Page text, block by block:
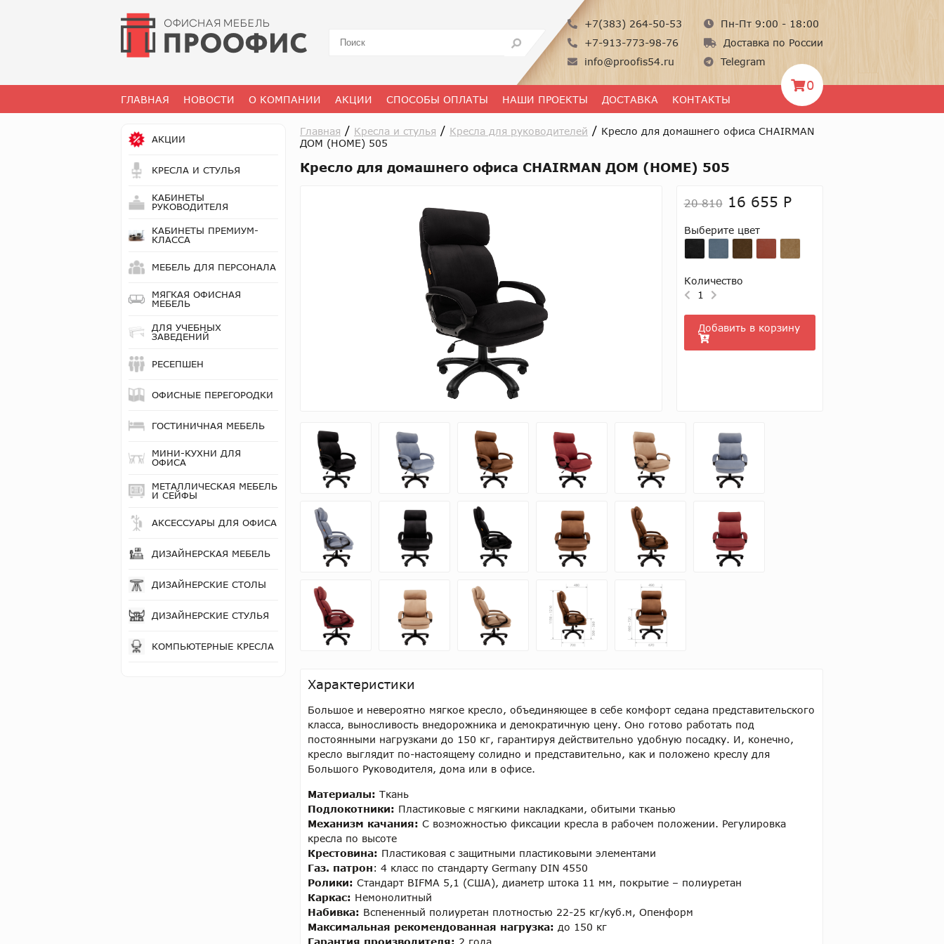
+7(383) 264-50-53
+7-913-773-98-76
info@proofis54.ru
Пн-Пт 9:00 - 18:00
Доставка по России
Telegram
ГЛАВНАЯ НОВОСТИ О КОМПАНИИ АКЦИИ СПОСОБЫ ОПЛАТЫ НАШИ ПРОЕКТЫ ДОСТАВКА КОНТАКТЫ
0
АКЦИИ
КРЕСЛА И СТУЛЬЯ
КАБИНЕТЫ
РУКОВОДИТЕЛЯ
КАБИНЕТЫ ПРЕМИУМ-
КЛАССА
МЕБЕЛЬ ДЛЯ ПЕРСОНАЛА
МЯГКАЯ ОФИСНАЯ
МЕБЕЛЬ
ДЛЯ УЧЕБНЫХ
ЗАВЕДЕНИЙ
РЕСЕПШЕН
ОФИСНЫЕ ПЕРЕГОРОДКИ
ГОСТИНИЧНАЯ МЕБЕЛЬ
МИНИ-КУХНИ ДЛЯ
ОФИСА
МЕТАЛЛИЧЕСКАЯ МЕБЕЛЬ
И СЕЙФЫ
АКСЕССУАРЫ ДЛЯ ОФИСА
ДИЗАЙНЕРСКАЯ МЕБЕЛЬ
ДИЗАЙНЕРСКИЕ СТОЛЫ
ДИЗАЙНЕРСКИЕ СТУЛЬЯ
КОМПЬЮТЕРНЫЕ КРЕСЛА
Главная / Кресла и стулья / Кресла для руководителей / Кресло для домашнего офиса CHAIRMAN
ДОМ (HOME) 505
Кресло для домашнего офиса CHAIRMAN ДОМ (HOME) 505
20 81016 655 Р
Выберите цвет
Количество
1
Добавить в корзину
Характеристики
Большое и невероятно мягкое кресло, объединяющее в себе комфорт седана представительского
класса, выносливость внедорожника и демократичную цену. Оно готово работать под
постоянными нагрузками до 150 кг, гарантируя действительно удобную посадку. И, конечно,
кресло выглядит по-настоящему солидно и представительно, как и положено креслу для
Большого Руководителя, дома или в офисе.
Материалы: Ткань
Подлокотники: Пластиковые с мягкими накладками, обитыми тканью
Механизм качания: С возможностью фиксации кресла в рабочем положении. Регулировка
кресла по высоте
Крестовина: Пластиковая с защитными пластиковыми элементами
Газ. патрон: 4 класс по стандарту Germany DIN 4550
Ролики: Стандарт BIFMA 5,1 (США), диаметр штока 11 мм, покрытие – полиуретан
Каркас: Немонолитный
Набивка: Вспененный полиуретан плотностью 22-25 кг/куб.м, Опенформ
Максимальная рекомендованная нагрузка: до 150 кг
Гарантия производителя: 2 года